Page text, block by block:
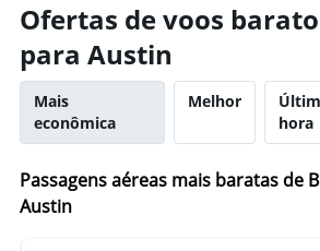
Ofertas de voos
para Austin
Mais
econômica
Melhor
hora
Passagens aéreas mais baratas de
Austin